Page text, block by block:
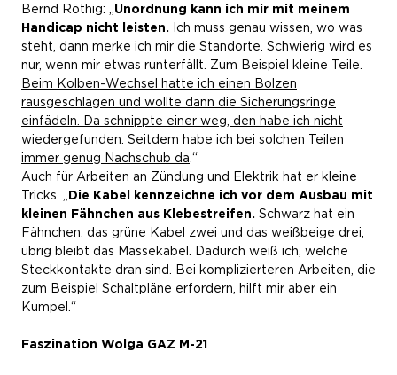
Bernd Röthig: „ Unordnung kann ich mir mit meinem
Handicap nicht leisten. Ich muss genau wissen, wo was
steht, dann merke ich mir die Standorte. Schwierig wird es
nur, wenn mir etwas runterfällt. Zum Beispiel kleine Teile.
Beim Kolben-Wechsel hatte ich einen Bolzen
rausgeschlagen und wollte dann die Sicherungsringe
einfädeln. Da schnippte einer weg, den habe ich nicht
wiedergefunden. Seitdem habe ich bei solchen Teilen
immer genug Nachschub da .“
Auch für Arbeiten an Zündung und Elektrik hat er kleine
Tricks. „ Die Kabel kennzeichne ich vor dem Ausbau mit
kleinen Fähnchen aus Klebestreifen. Schwarz hat ein
Fähnchen, das grüne Kabel zwei und das weißbeige drei,
übrig bleibt das Massekabel. Dadurch weiß ich, welche
Steckkontakte dran sind. Bei komplizierteren Arbeiten, die
zum Beispiel Schaltpläne erfordern, hilft mir aber ein
Kumpel.“
Faszination Wolga GAZ M-21